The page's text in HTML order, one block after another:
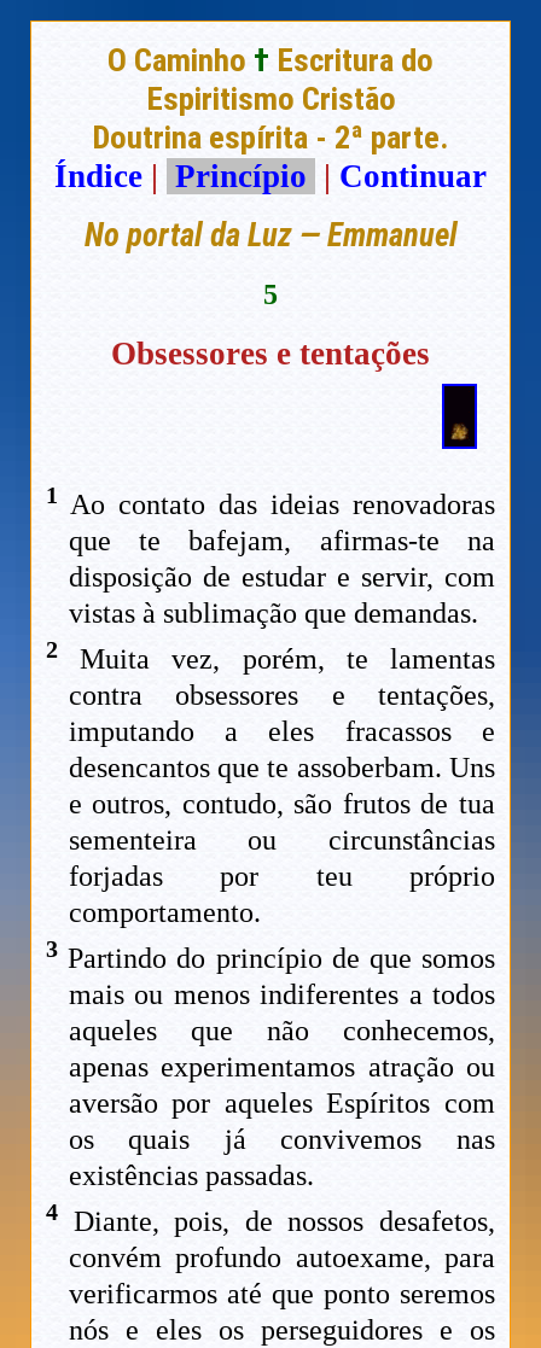
O Caminho † Escritura do
Espiritismo Cristão
Doutrina espírita - 2ª parte.
Índice | Princípio | Continuar
No portal da Luz — Emmanuel
5
Obsessores e tentações
1
Ao contato das ideias renovadoras
que te bafejam, afirmas-te na
disposição de estudar e servir, com
vistas à sublimação que demandas.
2 Muita vez, porém, te lamentas
contra obsessores e tentações,
imputando a eles fracassos e
desencantos que te assoberbam. Uns
e outros, contudo, são frutos de tua
sementeira ou circunstâncias
forjadas por teu próprio
comportamento.
3 Partindo do princípio de que somos
mais ou menos indiferentes a todos
aqueles que não conhecemos,
apenas experimentamos atração ou
aversão por aqueles Espíritos com
os quais já convivemos nas
existências passadas.
4 Diante, pois, de nossos desafetos,
convém profundo autoexame, para
verificarmos até que ponto seremos
nós e eles os perseguidores e os